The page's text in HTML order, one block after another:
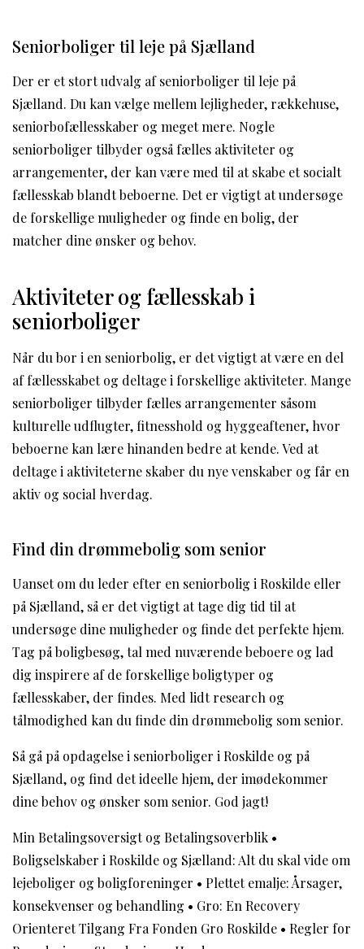
Seniorboliger til leje på Sjælland
Der er et stort udvalg af seniorboliger til leje på
Sjælland. Du kan vælge mellem lejligheder, rækkehuse,
seniorbofællesskaber og meget mere. Nogle
seniorboliger tilbyder også fælles aktiviteter og
arrangementer, der kan være med til at skabe et socialt
fællesskab blandt beboerne. Det er vigtigt at undersøge
de forskellige muligheder og finde en bolig, der
matcher dine ønsker og behov.
Aktiviteter og fællesskab i
seniorboliger
Når du bor i en seniorbolig, er det vigtigt at være en del
af fællesskabet og deltage i forskellige aktiviteter. Mange
seniorboliger tilbyder fælles arrangementer såsom
kulturelle udflugter, fitnesshold og hyggeaftener, hvor
beboerne kan lære hinanden bedre at kende. Ved at
deltage i aktiviteterne skaber du nye venskaber og får en
aktiv og social hverdag.
Find din drømmebolig som senior
Uanset om du leder efter en seniorbolig i Roskilde eller
på Sjælland, så er det vigtigt at tage dig tid til at
undersøge dine muligheder og finde det perfekte hjem.
Tag på boligbesøg, tal med nuværende beboere og lad
dig inspirere af de forskellige boligtyper og
fællesskaber, der findes. Med lidt research og
tålmodighed kan du finde din drømmebolig som senior.
Så gå på opdagelse i seniorboliger i Roskilde og på
Sjælland, og find det ideelle hjem, der imødekommer
dine behov og ønsker som senior. God jagt!
Min Betalingsoversigt og Betalingsoverblik •
Boligselskaber i Roskilde og Sjælland: Alt du skal vide om
lejeboliger og boligforeninger • Plettet emalje: Årsager,
konsekvenser og behandling • Gro: En Recovery
Orienteret Tilgang Fra Fonden Gro Roskilde • Regler for